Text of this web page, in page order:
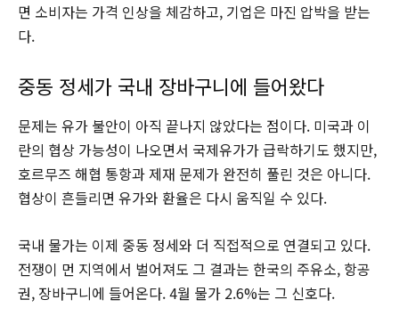
면 소비자는 가격 인상을 체감하고, 기업은 마진 압박을 받는
다.
중동 정세가 국내 장바구니에 들어왔다
문제는 유가 불안이 아직 끝나지 않았다는 점이다. 미국과 이
란의 협상 가능성이 나오면서 국제유가가 급락하기도 했지만,
호르무즈 해협 통항과 제재 문제가 완전히 풀린 것은 아니다.
협상이 흔들리면 유가와 환율은 다시 움직일 수 있다.
국내 물가는 이제 중동 정세와 더 직접적으로 연결되고 있다.
전쟁이 먼 지역에서 벌어져도 그 결과는 한국의 주유소, 항공
권, 장바구니에 들어온다. 4월 물가 2.6%는 그 신호다.